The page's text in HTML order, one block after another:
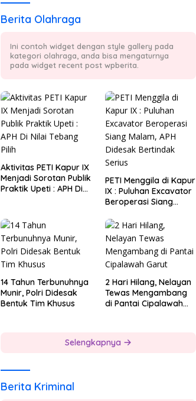
Berita Olahraga
Ini contoh widget dengan style gallery pada
kategori olahraga, anda bisa mengaturnya
pada widget recent post wpberita.
Aktivitas PETI Kapur IX
Menjadi Sorotan Publik
Praktik Upeti : APH Di
PETI Menggila di Kapur
IX : Puluhan Excavator
Beroperasi Siang
Bertindak Serius
14 Tahun Terbunuhnya
Munir, Polri Didesak
Bentuk Tim Khusus
2 Hari Hilang, Nelayan
Tewas Mengambang
di Pantai Cipalawah
Selengkapnya
Berita Kriminal